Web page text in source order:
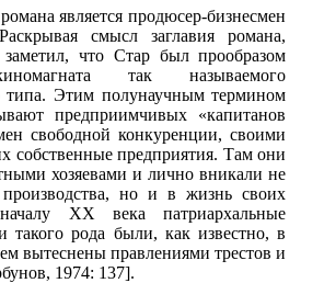
является продюсер-бизнесмен
смысл заглавия романа,
что Стар был прообразом
так называемого
типа. Этим полунаучным термином
предприимчивых «капитанов
свободной конкуренции, своими
собственные предприятия. Там они
хозяевами и лично вникали не
но и в жизнь своих
ХХ века патриархальные
такого рода были, как известно, в
вытеснены правлениями трестов и
1974: 137].